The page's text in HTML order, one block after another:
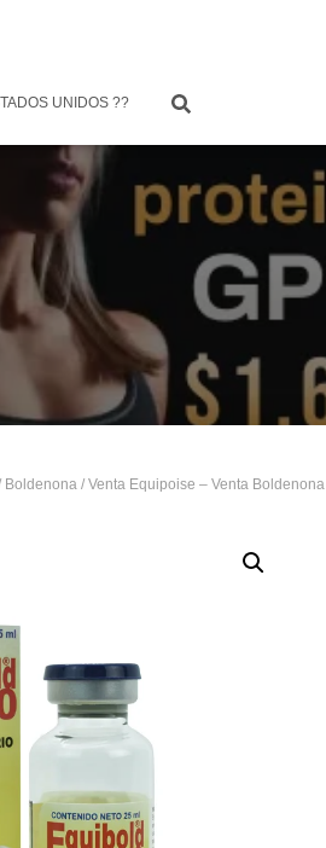
UNIDOS ??
Boldenona / Venta Equipoise – Venta Boldenona